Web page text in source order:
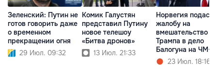
Зеленский: Путин не
готов говорить даже
о временном
прекращении огня
29 Июл. 09:32
Комик Галустян
представил Путину
новое телешоу
«Битва дронов»
13 Июл. 21:33
Норвегия подаст
жалобу на
вмешательство
Трампа в дело
Балогуна на ЧМ-
23 Июл. 18:16